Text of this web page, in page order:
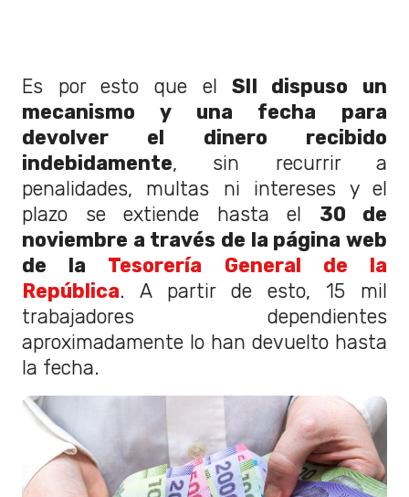
Es por esto que el SII dispuso un
mecanismo y una fecha para
devolver el dinero recibido
indebidamente, sin recurrir a
penalidades, multas ni intereses y el
plazo se extiende hasta el 30 de
noviembre a través de la página web
de la Tesorería General de la
República. A partir de esto, 15 mil
trabajadores dependientes
aproximadamente lo han devuelto hasta
la fecha.